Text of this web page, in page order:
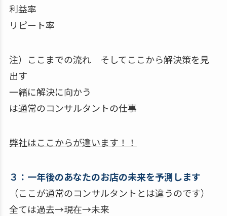
利益率
リピート率
注）ここまでの流れ そしてここから解決策を見
出す
一緒に解決に向かう
は通常のコンサルタントの仕事
弊社はここからが違います！！
３：一年後のあなたのお店の未来を予測します
（ここが通常のコンサルタントとは違うのです）
全ては過去→現在→未来